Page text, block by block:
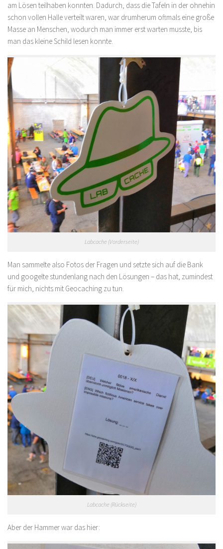
am Lösen teilhaben konnten. Dadurch, dass die Tafeln in der ohnehin
schon vollen Halle verteilt waren, war drumherum oftmals eine große
Masse an Menschen, wodurch man immer erst warten musste, bis
man das kleine Schild lesen konnte.
Labcache (Vorderseite)
Man sammelte also Fotos der Fragen und setzte sich auf die Bank
und googelte stundenlang nach den Lösungen – das hat, zumindest
für mich, nichts mit Geocaching zu tun.
Labcache (Rückseite)
Aber der Hammer war das hier: